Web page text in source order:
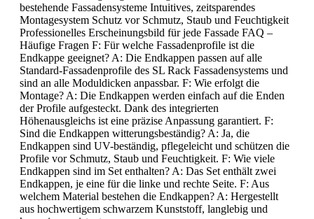
bestehende Fassadensysteme Intuitives, zeitsparendes
Montagesystem Schutz vor Schmutz, Staub und Feuchtigkeit
Professionelles Erscheinungsbild für jede Fassade FAQ –
Häufige Fragen F: Für welche Fassadenprofile ist die
Endkappe geeignet? A: Die Endkappen passen auf alle
Standard-Fassadenprofile des SL Rack Fassadensystems und
sind an alle Moduldicken anpassbar. F: Wie erfolgt die
Montage? A: Die Endkappen werden einfach auf die Enden
der Profile aufgesteckt. Dank des integrierten
Höhenausgleichs ist eine präzise Anpassung garantiert. F:
Sind die Endkappen witterungsbeständig? A: Ja, die
Endkappen sind UV-beständig, pflegeleicht und schützen die
Profile vor Schmutz, Staub und Feuchtigkeit. F: Wie viele
Endkappen sind im Set enthalten? A: Das Set enthält zwei
Endkappen, je eine für die linke und rechte Seite. F: Aus
welchem Material bestehen die Endkappen? A: Hergestellt
aus hochwertigem schwarzem Kunststoff, langlebig und